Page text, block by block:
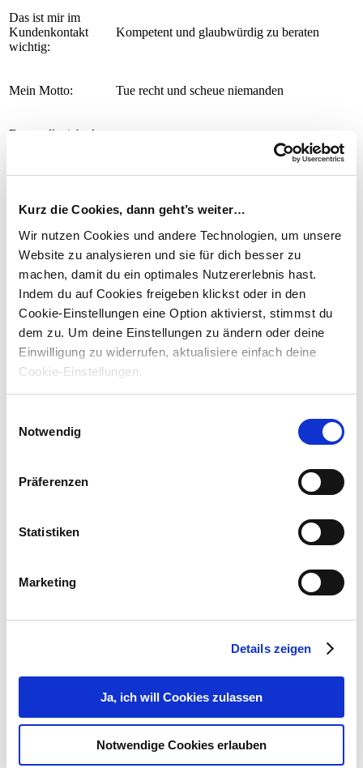
Kurz die Cookies, dann geht’s weiter…
Wir nutzen Cookies und andere Technologien, um unsere
Website zu analysieren und sie für dich besser zu
machen, damit du ein optimales Nutzererlebnis hast.
Indem du auf Cookies freigeben klickst oder in den
Cookie-Einstellungen eine Option aktivierst, stimmst du
dem zu. Um deine Einstellungen zu ändern oder deine
Einwilligung zu widerrufen, aktualisiere einfach deine
Cookie-Einstellungen.
Notwendig
Präferenzen
Statistiken
Marketing
Details zeigen
Ja, ich will Cookies zulassen
Notwendige Cookies erlauben
Das ist mir im
Kundenkontakt
wichtig:
Kompetent und glaubwürdig zu beraten
Mein Motto: Tue recht und scheue niemanden
Das wollte ich als
Das kann ich gar
nicht:
Warten
Must-have: Meine Familie
No-Go:
Ratschläge ahnungs- und erfolgloser
Menschen in den sozialen Medien
Hier bin ich zu
Ich han nen Deckel (Bläck Fööss)
Mein
Das fliegende Klassenzimmer